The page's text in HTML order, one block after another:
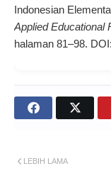
Indonesian
Applied Educational
halaman 81–98. DOI:
LEBIH LAMA